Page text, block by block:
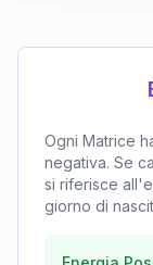
Ogni Matrice
negativa. Se
si riferisce
giorno di